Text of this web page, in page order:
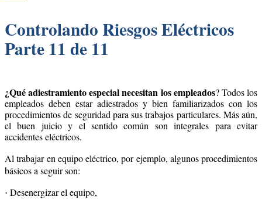
Controlando Riesgos Eléctricos
Parte 11 de 11
¿Qué adiestramiento especial necesitan los empleados? Todos los
empleados deben estar adiestrados y bien familiarizados con los
procedimientos de seguridad para sus trabajos particulares. Más aún,
el buen juicio y el sentido común son integrales para evitar
accidentes eléctricos.
Al trabajar en equipo eléctrico, por ejemplo, algunos procedimientos
básicos a seguir son:
· Desenergizar el equipo,